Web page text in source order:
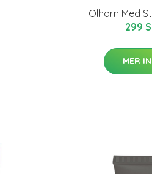
Ölhorn Med
299
MER